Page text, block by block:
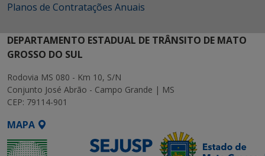
Planos de Contratações Anuais
DEPARTAMENTO ESTADUAL DE TRÂNSITO DE MATO
GROSSO DO SUL
Rodovia MS 080 - Km 10, S/N
Conjunto José Abrão - Campo Grande | MS
CEP: 79114-901
MAPA